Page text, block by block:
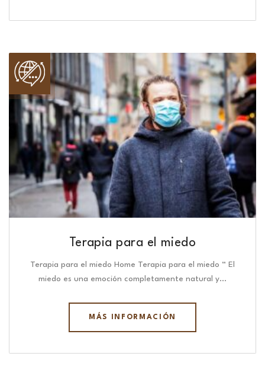
Terapia para el miedo
Terapia para el miedo Home Terapia para el miedo “ El
miedo es una emoción completamente natural y…
MÁS INFORMACIÓN